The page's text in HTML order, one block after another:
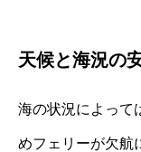
天候と海況の
海の状況によって
めフェリーが欠航